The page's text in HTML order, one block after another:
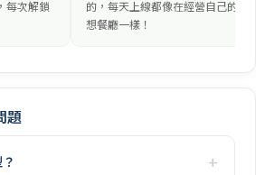
每次解鎖
的，每天上線都像在經營自己的夢
想餐廳一樣！
題